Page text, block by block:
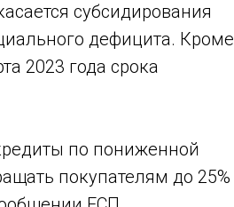
субсидирования
дефицита. Кроме
2023 года срока
по пониженной
покупателям до 25%